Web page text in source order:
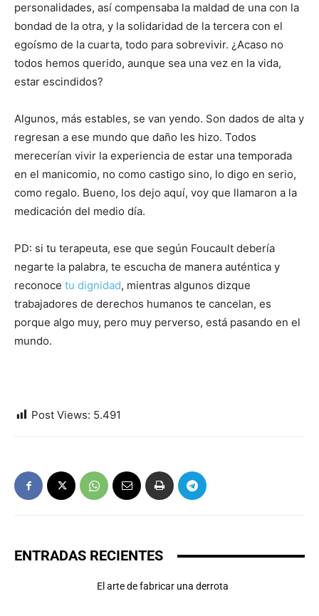
personalidades, así compensaba la maldad de una con la
bondad de la otra, y la solidaridad de la tercera con el
egoísmo de la cuarta, todo para sobrevivir. ¿Acaso no
todos hemos querido, aunque sea una vez en la vida,
estar escindidos?
Algunos, más estables, se van yendo. Son dados de alta y
regresan a ese mundo que daño les hizo. Todos
merecerían vivir la experiencia de estar una temporada
en el manicomio, no como castigo sino, lo digo en serio,
como regalo. Bueno, los dejo aquí, voy que llamaron a la
medicación del medio día.
PD: si tu terapeuta, ese que según Foucault debería
negarte la palabra, te escucha de manera auténtica y
reconoce tu dignidad, mientras algunos dizque
trabajadores de derechos humanos te cancelan, es
porque algo muy, pero muy perverso, está pasando en el
mundo.
Post Views: 5.491
ENTRADAS RECIENTES
El arte de fabricar una derrota